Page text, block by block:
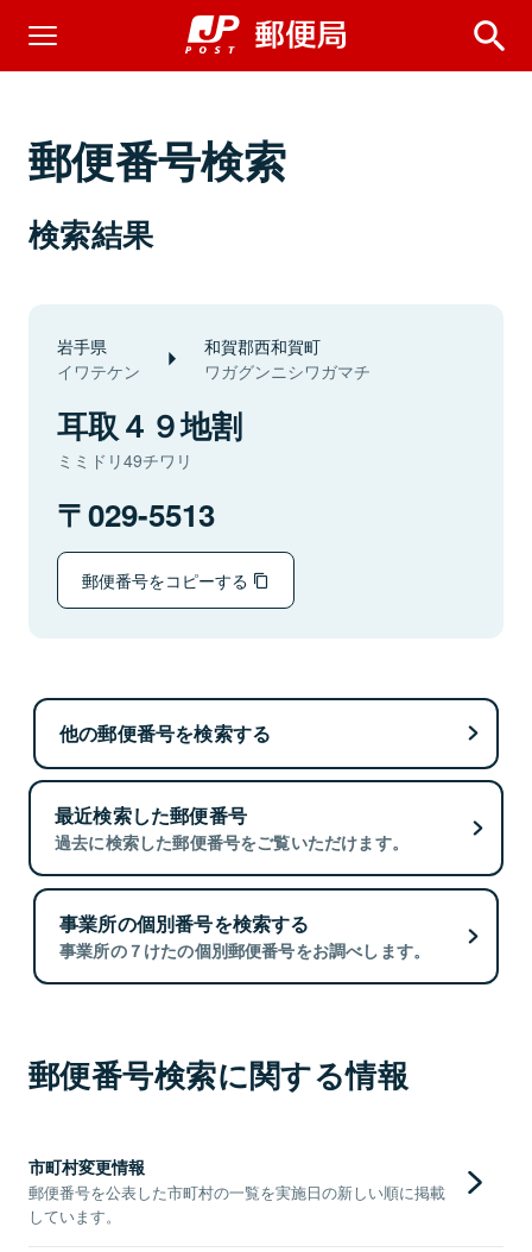
郵便番号検索
検索結果
岩手県
イワテケン
和賀郡西和賀町
ワガグンニシワガマチ
耳取４９地割
ミミドリ49チワリ
029-5513
郵便番号をコピーする
他の郵便番号を検索する
最近検索した郵便番号
過去に検索した郵便番号をご覧いただけます。
事業所の個別番号を検索する
事業所の７けたの個別郵便番号をお調べします。
郵便番号検索に関する情報
市町村変更情報
郵便番号を公表した市町村の一覧を実施日の新しい順に掲載
しています。